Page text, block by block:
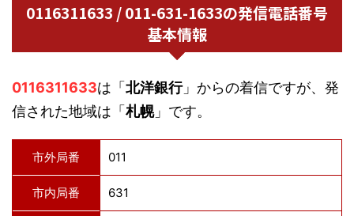
0116311633 / 011-631-1633の発信電話番号
基本情報
0116311633は「 北洋銀行」からの着信ですが、発
信された地域は「 札幌」です。
市外局番 011
市内局番 631